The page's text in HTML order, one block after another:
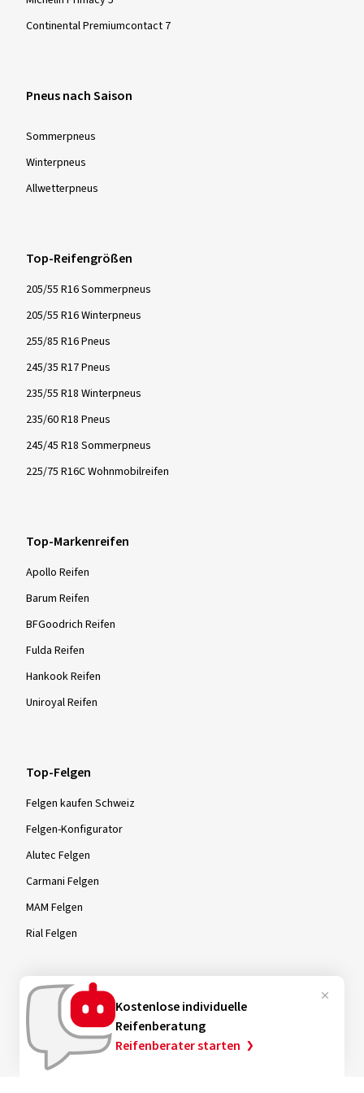
Kostenlose individuelle
Reifenberatung
Reifenberater starten
Continental Premiumcontact 7
Pneus nach Saison
Sommer­pneus
Winter­pneus
Allwetter­pneus
Top-Reifengrößen
205/55 R16 Sommerpneus
205/55 R16 Winterpneus
255/85 R16 Pneus
245/35 R17 Pneus
235/55 R18 Winterpneus
235/60 R18 Pneus
245/45 R18 Sommerpneus
225/75 R16C Wohnmobilreifen
Top-Markenreifen
Apollo Reifen
Barum Reifen
BFGoodrich Reifen
Fulda Reifen
Hankook Reifen
Uniroyal Reifen
Top-Felgen
Felgen kaufen Schweiz
Felgen-Konfigurator
Alutec Felgen
Carmani Felgen
MAM Felgen
Rial Felgen
Felgen-Größen
Stahlfelgen
Stahlfelgen 15 Zoll